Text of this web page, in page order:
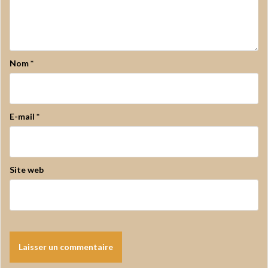
Nom*
E-mail *
Site web